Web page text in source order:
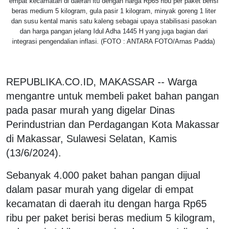
beras medium 5 kilogram, gula pasir 1 kilogram, minyak goreng 1 liter
dan susu kental manis satu kaleng sebagai upaya stabilisasi pasokan
dan harga pangan jelang Idul Adha 1445 H yang juga bagian dari
integrasi pengendalian inflasi. (FOTO : ANTARA FOTO/Arnas Padda)
REPUBLIKA.CO.ID, MAKASSAR -- Warga
mengantre untuk membeli paket bahan pangan
pada pasar murah yang digelar Dinas
Perindustrian dan Perdagangan Kota Makassar
di Makassar, Sulawesi Selatan, Kamis
(13/6/2024).
Sebanyak 4.000 paket bahan pangan dijual
dalam pasar murah yang digelar di empat
kecamatan di daerah itu dengan harga Rp65
ribu per paket berisi beras medium 5 kilogram,